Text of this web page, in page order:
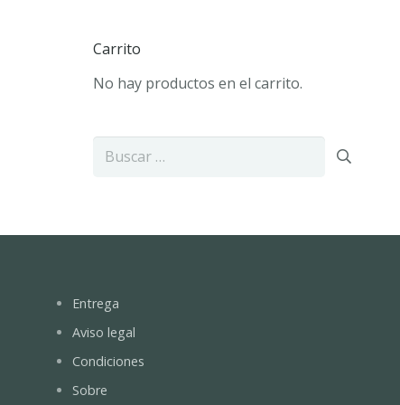
Carrito
No hay productos en el carrito.
Buscar:
Entrega
Aviso legal
Condiciones
Sobre